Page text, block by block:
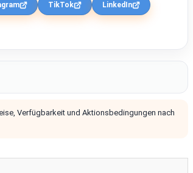
TikTok LinkedIn
Verfügbarkeit und Aktionsbedingungen nach